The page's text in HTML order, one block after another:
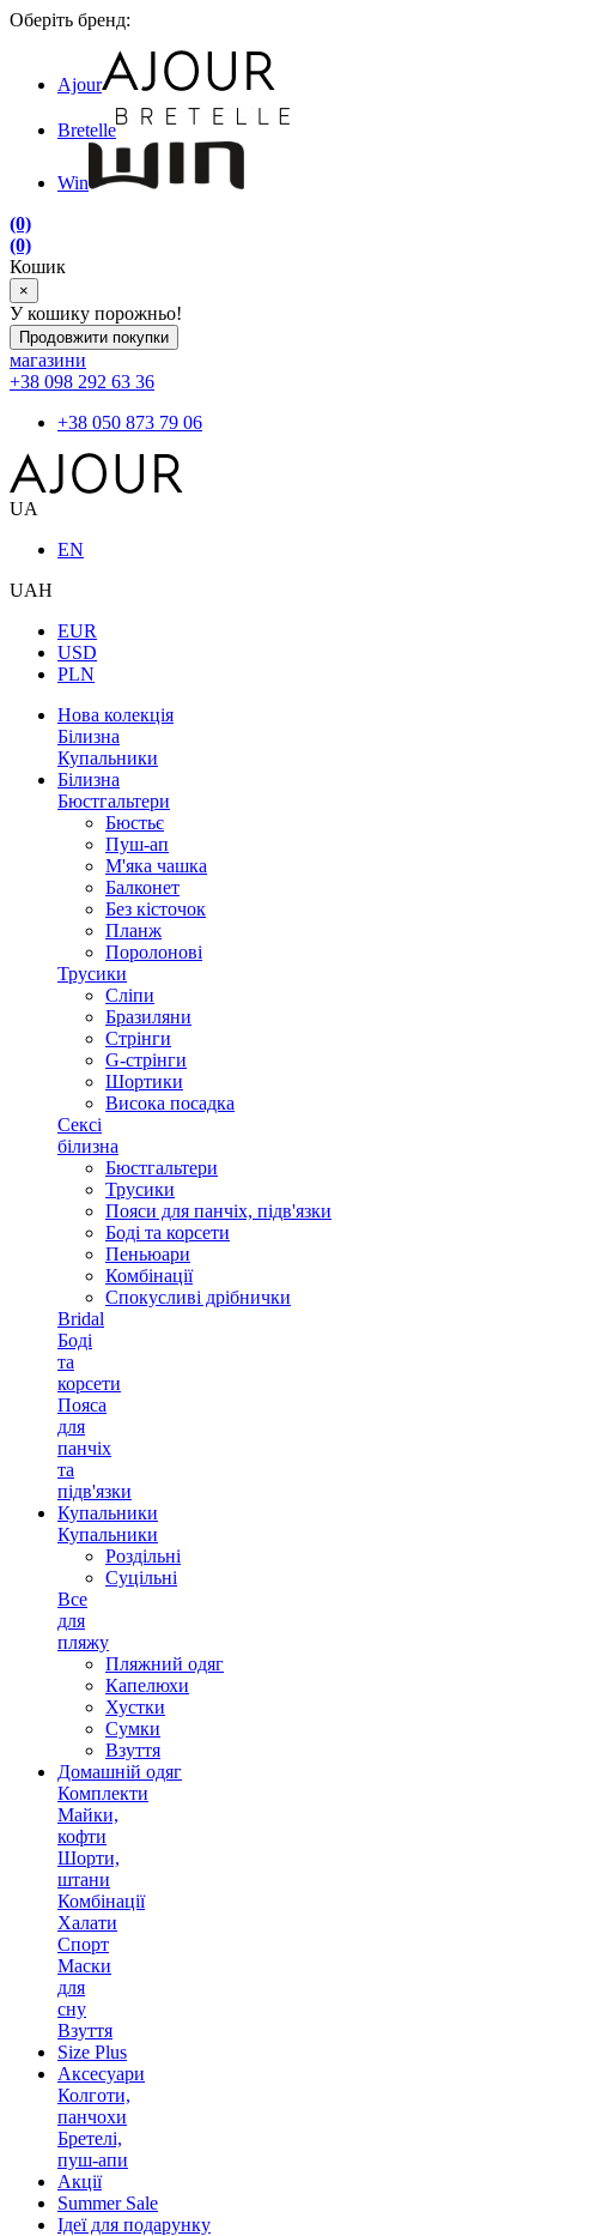
Оберіть бренд:
Ajour
Bretelle
Win
(0)
(0)
Кошик
×
У кошику порожньо!
Продовжити покупки
магазини
+38 098 292 63 36
+38 050 873 79 06
UA
EN
UAH
EUR
USD
PLN
Нова колекція
Білизна
Купальники
Білизна
Бюстгальтери
Бюстьє
Пуш-ап
М'яка чашка
Балконет
Без кісточок
Планж
Поролонові
Трусики
Сліпи
Бразиляни
Стрінги
G-стрінги
Шортики
Висока посадка
Сексі
білизна
Бюстгальтери
Трусики
Пояси для панчіх, підв'язки
Боді та корсети
Пеньюари
Комбінації
Спокусливі дрібнички
Bridal
Боді
та
корсети
Пояса
для
панчіх
та
підв'язки
Купальники
Купальники
Роздільні
Суцільні
Все
для
пляжу
Пляжний одяг
Капелюхи
Хустки
Сумки
Взуття
Домашній одяг
Комплекти
Майки,
кофти
Шорти,
штани
Комбінації
Халати
Спорт
Маски
для
сну
Взуття
Size Plus
Аксесуари
Колготи,
панчохи
Бретелі,
пуш-апи
Акції
Summer Sale
Ідеї для подарунку